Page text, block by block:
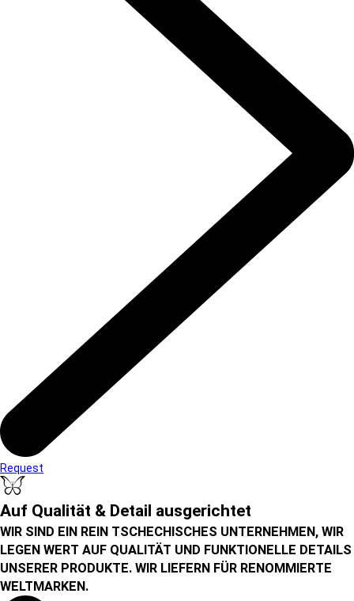
Request
Auf Qualität & Detail ausgerichtet
WIR SIND EIN REIN TSCHECHISCHES UNTERNEHMEN, WIR
LEGEN WERT AUF QUALITÄT UND FUNKTIONELLE DETAILS
UNSERER PRODUKTE. WIR LIEFERN FÜR RENOMMIERTE
WELTMARKEN.